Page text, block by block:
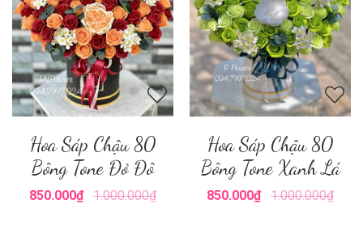
Hoa Sáp Chậu 80
Bông Tone Đỏ Đô
850.000₫ 1.000.000₫
Hoa Sáp Chậu 80
Bông Tone Xanh Lá
850.000₫ 1.000.000₫